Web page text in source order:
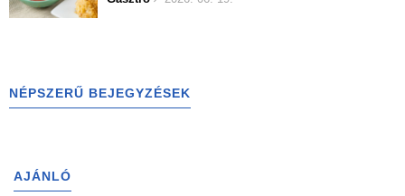
NÉPSZERŰ BEJEGYZÉSEK
AJÁNLÓ